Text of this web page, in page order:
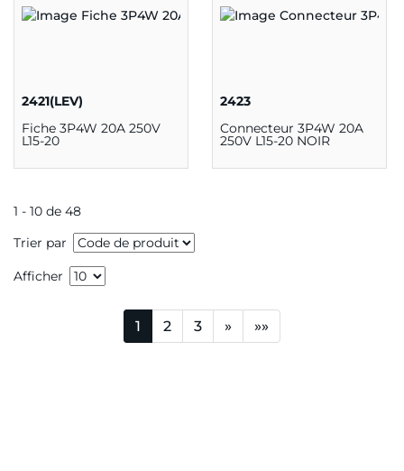
2421(LEV)
Fiche 3P4W 20A 250V
L15-20
2423
Connecteur 3P4W 20A
250V L15-20 NOIR
1 - 10 de 48
Trier par
Afficher
1 2 3 » »»